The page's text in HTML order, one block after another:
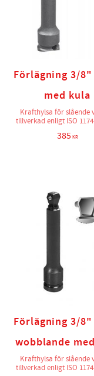
Förlägning 3/8"
med kula
Krafthylsa för slående
tillverkad enligt ISO
385KR
Förlägning 3/8"
wobblande
Krafthylsa för slående
tillverkad enligt ISO